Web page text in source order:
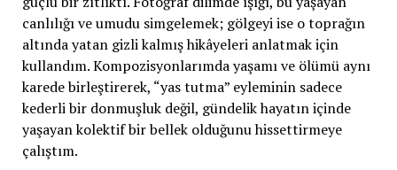
canlılığı ve umudu simgelemek; gölgeyi ise o toprağın
altında yatan gizli kalmış hikâyeleri anlatmak için
kullandım. Kompozisyonlarımda yaşamı ve ölümü aynı
karede birleştirerek, “yas tutma” eyleminin sadece
kederli bir donmuşluk değil, gündelik hayatın içinde
yaşayan kolektif bir bellek olduğunu hissettirmeye
çalıştım.